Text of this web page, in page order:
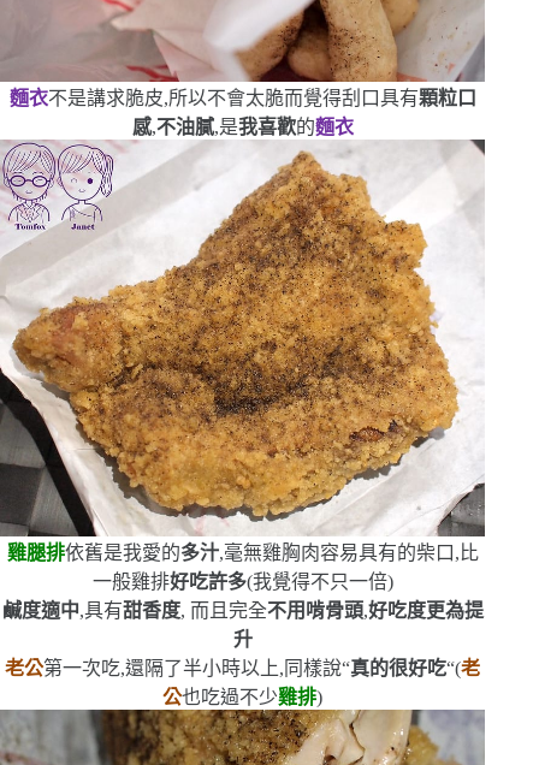
麵衣不是講求脆皮,所以不會太脆而覺得刮口具有顆粒口
感,不油膩,是我喜歡的麵衣
雞腿排依舊是我愛的多汁,毫無雞胸肉容易具有的柴口,比
一般雞排好吃許多(我覺得不只一倍)
鹹度適中,具有甜香度, 而且完全不用啃骨頭,好吃度更為提
升
老公第一次吃,還隔了半小時以上,同樣說“真的很好吃“(老
公也吃過不少雞排)